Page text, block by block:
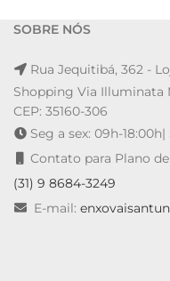
SOBRE NÓS
Rua Jequitibá, 362 -
Shopping Via Illuminata
CEP: 35160-306
Seg a sex: 09h-18:00h|
Contato para Plano
(31) 9 8684-3249
E-mail: